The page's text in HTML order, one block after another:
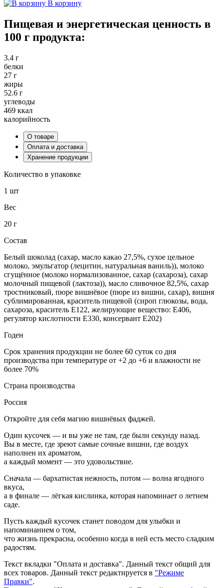
В корзину
Пищевая и энергетическая ценность в
100 г продукта:
3.4 г
белки
27 г
жиры
52.6 г
углеводы
469 ккал
калорийность
О товаре
Оплата и доставка
Хранение продукции
Количество в упаковке
1 шт
Вес
20 г
Состав
Белый шоколад (сахар, масло какао 27,5%, сухое цельное
молоко, эмульгатор (лецитин, натуральная ваниль)), молоко
сгущённое (молоко нормализованное, сахар (сахароза), cахар
молочный пищевой (лактоза)), масло сливочное 82,5%, сахар
тростниковый, пюре вишнёвое (пюре из вишни, сахар), вишня
сублимированная, краситель пищевой (сироп глюкозы, вода,
сахароза, краситель Е122, желирующие вещество: Е406,
регулятор кислотности Е330, консервант Е202)
Годен
Срок хранения продукции не более 60 суток со дня
производства при температуре от +2 до +6 и влажности не
более 70%
Страна производства
Россия
Откройте для себя магию вишнёвых фаджей.
Один кусочек — и вы уже не там, где были секунду назад.
Вы в месте, где зреют самые сочные вишни, где воздух
наполнен их ароматом,
а каждый момент — это удовольствие.
Сначала — бархатистая нежность, потом — волна ягодного
вкуса,
а в финале — лёгкая кислинка, которая напоминает о летнем
саде.
Пусть каждый кусочек станет поводом для улыбки и
напоминанием о том,
что жизнь прекрасна, особенно когда в ней есть место сладким
радостям.
Текст вкладки "Оплата и доставка". Данный текст общий для
всех товаров. Данный текст редактируется в "Режиме
Правки".